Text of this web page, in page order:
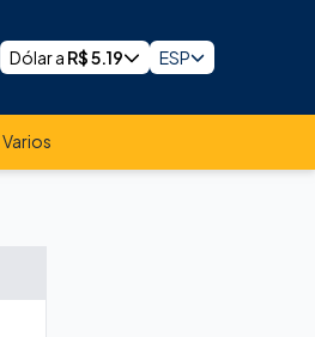
Dólar a R$5.19 ESP
Varios